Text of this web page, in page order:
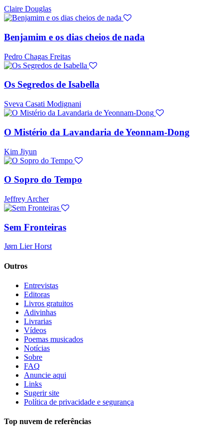
Claire Douglas
Benjamim e os dias cheios de nada
Pedro Chagas Freitas
Os Segredos de Isabella
Sveva Casati Modignani
O Mistério da Lavandaria de Yeonnam-Dong
Kim Jiyun
O Sopro do Tempo
Jeffrey Archer
Sem Fronteiras
Jørn Lier Horst
Outros
Entrevistas
Editoras
Livros gratuitos
Adivinhas
Livrarias
Vídeos
Poemas musicados
Notícias
Sobre
FAQ
Anuncie aqui
Links
Sugerir site
Política de privacidade e segurança
Top nuvem de referências